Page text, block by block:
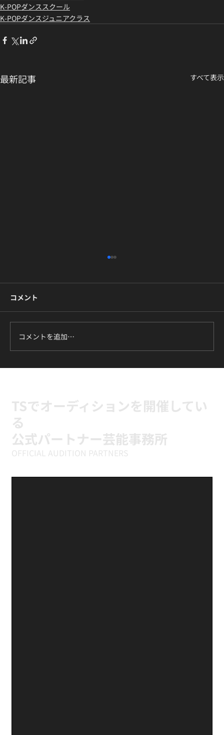
K-POPダンススクール
K-POPダンスジュニアクラス
最新記事 すべて表示
コメント
コメントを追加…
TSでオーディションを開催してい
る
公式パートナー芸能事務所
OFFICIAL AUDITION PARTNERS